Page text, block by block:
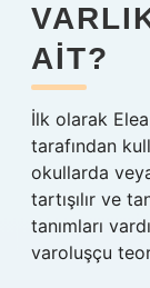
AIT?
İlk olarak
tarafından
okullarda
tartışılır ve
tanımları
varoluşçu